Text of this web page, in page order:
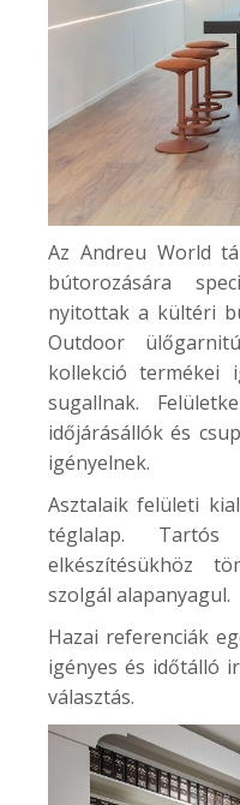
Az Andreu World
bútorozására
nyitottak a kültéri
Outdoor
kollekció termékei
sugallnak.
időjárásállók és
igényelnek.
Asztalaik felületi
téglalap.
elkészítésükhöz
szolgál alapanyagul.
Hazai referenciák
igényes és időtálló
választás.